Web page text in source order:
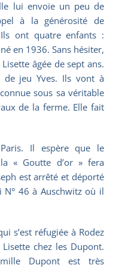
lui envoie un peu de
à la générosité de
ont quatre enfants :
en 1936. Sans hésiter,
âgée de sept ans.
jeu Yves. Ils vont à
sous sa véritable
de la ferme. Elle fait
Il espère que le
« Goutte d’or » fera
est arrêté et déporté
46 à Auschwitz où il
s’est réfugiée à Rodez
chez les Dupont.
Dupont est très